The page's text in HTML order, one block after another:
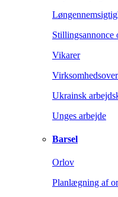
Stillingsannonce
Vikarer
Ukrainsk
Unges arbejde
Barsel
Orlov
Planlægning af